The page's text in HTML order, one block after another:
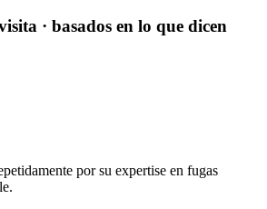
· basados en lo que dicen
por su expertise en fugas